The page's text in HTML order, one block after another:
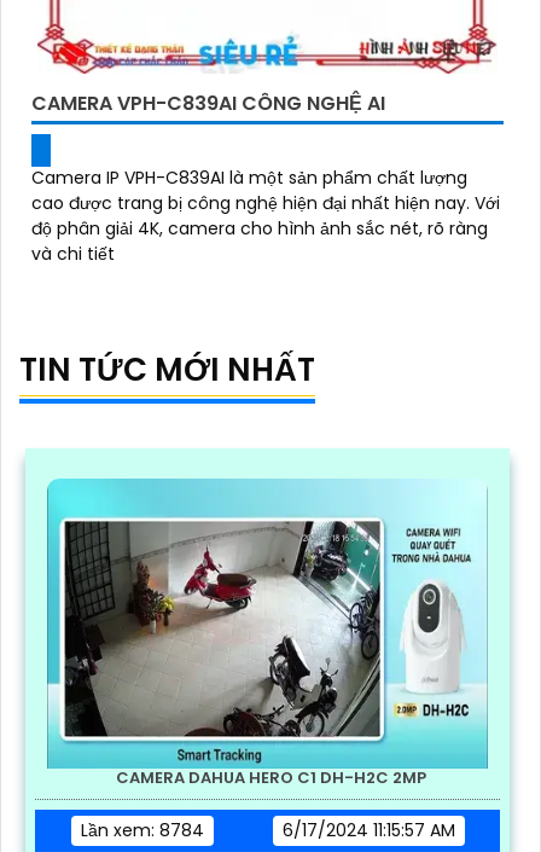
CAMERA VPH-C839AI CÔNG NGHỆ AI
Camera IP VPH-C839AI là một sản phẩm chất lượng
cao được trang bị công nghệ hiện đại nhất hiện nay. Với
độ phân giải 4K, camera cho hình ảnh sắc nét, rõ ràng
và chi tiết
TIN TỨC MỚI NHẤT
CAMERA DAHUA HERO C1 DH-H2C 2MP
Lần xem: 8784
6/17/2024 11:15:57 AM